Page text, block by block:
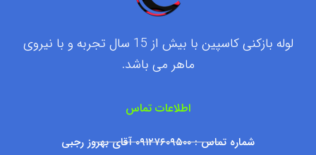
لوله بازکنی کاسپین با بیش از 15 سال تجربه و با نیروی
ماهر می باشد.
اطلاعات تماس
شماره تماس : ۰۹۱۲۷۶۰۹۵۰۰ آقای بهروز رجبی